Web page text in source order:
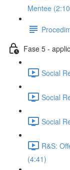
Mentee
Fase 5 -
Social
Social
Social
R&S:
(4:41)